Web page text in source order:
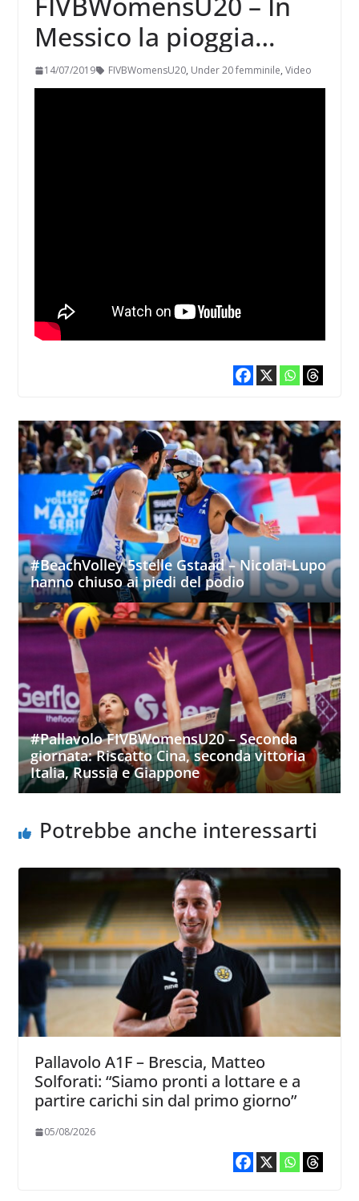
Messico la pioggia
invade l’impianto e
travolge gli spettatori
14/07/2019 FIVBWomensU20, Under 20 femminile, Video
#BeachVolley 5stelle Gstaad – Nicolai-Lupo
hanno chiuso ai piedi del podio
#Pallavolo FIVBWomensU20 – Seconda
giornata: Riscatto Cina, seconda vittoria
Italia, Russia e Giappone
Potrebbe anche interessarti
Pallavolo A1F – Brescia, Matteo
Solforati: “Siamo pronti a lottare e a
partire carichi sin dal primo giorno”
05/08/2026